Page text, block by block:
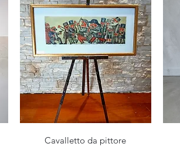
Vista rapida
Cavalletto da pittore